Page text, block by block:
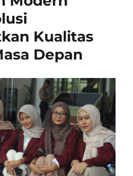
yang
Kreatif
dan
Kualitas
Depan